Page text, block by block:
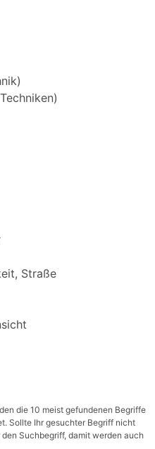
Straße
die 10 meist gefundenen Begriffe
Sollte Ihr gesuchter Begriff nicht
Suchbegriff, damit werden auch